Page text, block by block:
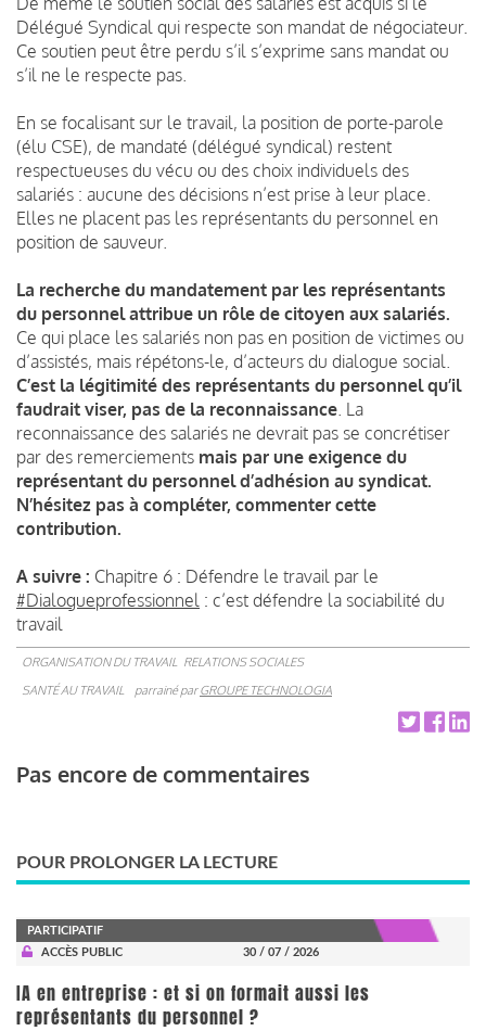
Délégué Syndical qui respecte son mandat de négociateur.
Ce soutien peut être perdu s’il s’exprime sans mandat ou
s’il ne le respecte pas.
En se focalisant sur le travail, la position de porte-parole
(élu CSE), de mandaté (délégué syndical) restent
respectueuses du vécu ou des choix individuels des
salariés : aucune des décisions n’est prise à leur place.
Elles ne placent pas les représentants du personnel en
position de sauveur.
La recherche du mandatement par les représentants
du personnel attribue un rôle de citoyen aux salariés.
Ce qui place les salariés non pas en position de victimes ou
d’assistés, mais répétons-le, d’acteurs du dialogue social.
C’est la légitimité des représentants du personnel qu’il
faudrait viser, pas de la reconnaissance . La
reconnaissance des salariés ne devrait pas se concrétiser
par des remerciements mais par une exigence du
représentant du personnel d’adhésion au syndicat.
N’hésitez pas à compléter, commenter cette
contribution.
A suivre : Chapitre 6 : Défendre le travail par le
#Dialogueprofessionnel : c’est défendre la sociabilité du
travail
ORGANISATION DU TRAVAIL RELATIONS SOCIALES
SANTÉ AU TRAVAIL
parrainé parGROUPE TECHNOLOGIA
Pas encore de commentaires
POUR PROLONGER LA LECTURE
PARTICIPATIF
ACCÈS PUBLIC
30 / 07 / 2026
IA en entreprise : et si on formait aussi les
représentants du personnel ?